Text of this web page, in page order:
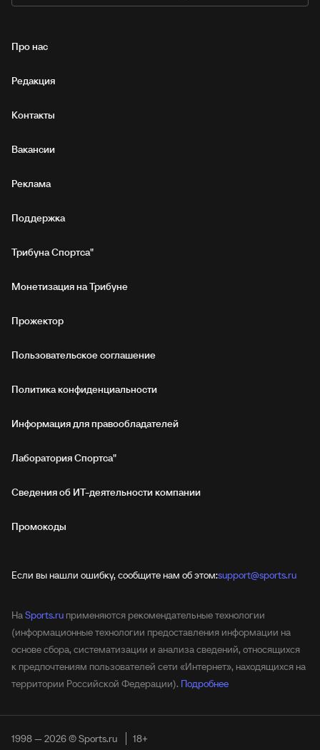
Про нас
Редакция
Контакты
Вакансии
Реклама
Поддержка
Трибуна Спортса"
Монетизация на Трибуне
Прожектор
Пользовательское соглашение
Политика конфиденциальности
Информация для правообладателей
Лаборатория Спортса"
Сведения об ИТ‑деятельности компании
Промокоды
Если вы нашли ошибку, сообщите нам об этом:support@sports.ru
НаSports.ru применяются рекомендательные технологии
(информационные технологии предоставления информации на
основе сбора, систематизации и анализа сведений, относящихся
к предпочтениям пользователей сети «Интернет», находящихся на
территории Российской Федерации). Подробнее
1998 — 2026 © Sports.ru 18+